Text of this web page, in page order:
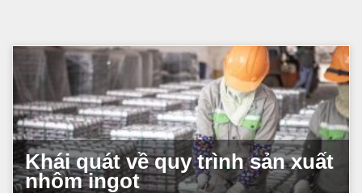
Khái quát về quy trình sản xuất
nhôm ingot